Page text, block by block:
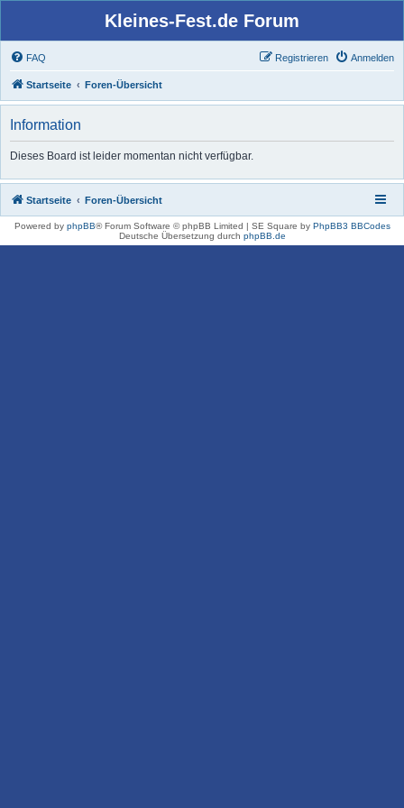
Kleines-Fest.de Forum
FAQ Anmelden
Registrieren
Startseite Foren-Übersicht
Information
Dieses Board ist leider momentan nicht verfügbar.
Startseite Foren-Übersicht
Powered by phpBB® Forum Software © phpBB Limited | SE Square by PhpBB3 BBCodes
Deutsche Übersetzung durch phpBB.de